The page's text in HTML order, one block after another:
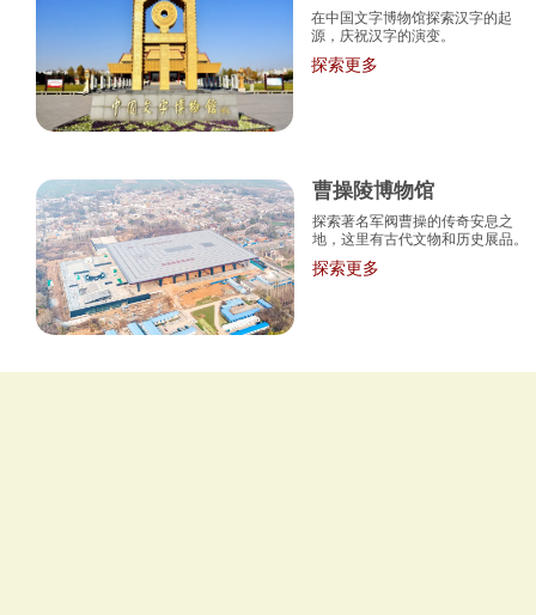
在中国文字博物馆探索汉字的起
源，庆祝汉字的演变。
探索更多
曹操陵博物馆
探索著名军阀曹操的传奇安息之
地，这里有古代文物和历史展品。
探索更多